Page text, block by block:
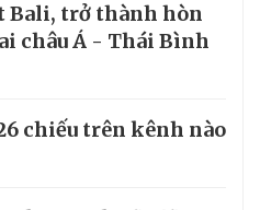
Bali, trở thành hòn
châu Á - Thái Bình
chiếu trên kênh nào